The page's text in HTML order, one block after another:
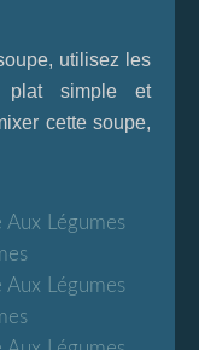
utilisez les
plat simple et
cette soupe,